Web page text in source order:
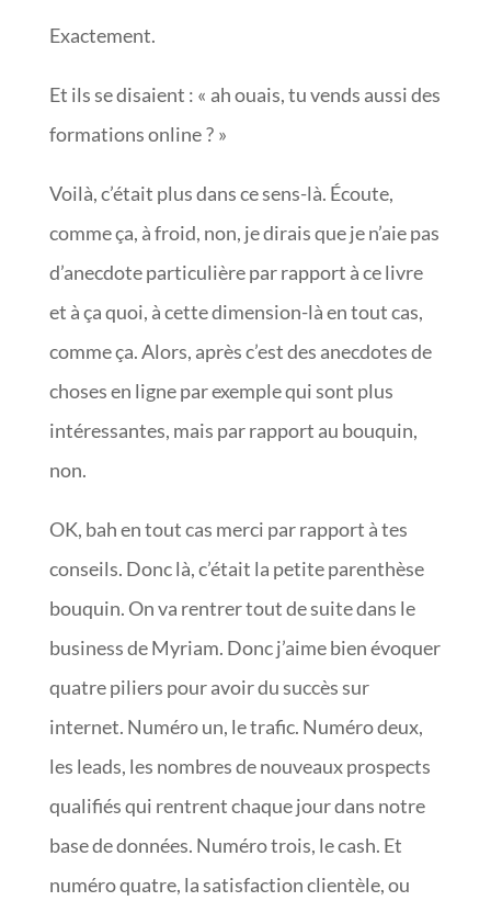
Exactement.
Et ils se disaient : « ah ouais, tu vends aussi des
formations online ? »
Voilà, c’était plus dans ce sens-là. Écoute,
comme ça, à froid, non, je dirais que je n’aie pas
d’anecdote particulière par rapport à ce livre
et à ça quoi, à cette dimension-là en tout cas,
comme ça. Alors, après c’est des anecdotes de
choses en ligne par exemple qui sont plus
intéressantes, mais par rapport au bouquin,
non.
OK, bah en tout cas merci par rapport à tes
conseils. Donc là, c’était la petite parenthèse
bouquin. On va rentrer tout de suite dans le
business de Myriam. Donc j’aime bien évoquer
quatre piliers pour avoir du succès sur
internet. Numéro un, le trafic. Numéro deux,
les leads, les nombres de nouveaux prospects
qualifiés qui rentrent chaque jour dans notre
base de données. Numéro trois, le cash. Et
numéro quatre, la satisfaction clientèle, ou